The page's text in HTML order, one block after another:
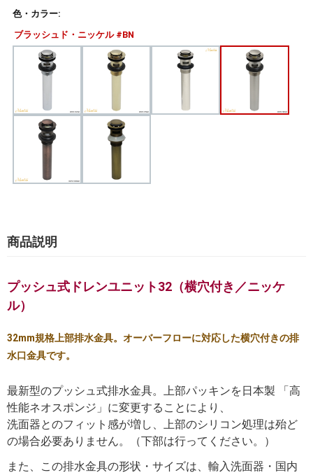
色・カラー:
ブラッシュド・ニッケル #BN
商品説明
プッシュ式ドレンユニット32（横穴付き／ニッケ
ル）
32mm規格上部排水金具。オーバーフローに対応した横穴付きの排
水口金具です。
最新型のプッシュ式排水金具。上部パッキンを日本製 「高
性能ネオスポンジ」に変更することにより、
洗面器とのフィット感が増し、上部のシリコン処理は殆ど
の場合必要ありません。（下部は行ってください。）
また、この排水金具の形状・サイズは、輸入洗面器・国内